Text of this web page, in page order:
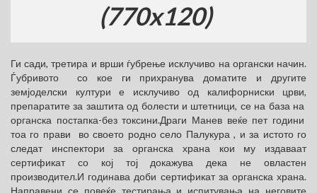
(770x120)
Ги сади, третира и врши ѓубрење исклучиво на органски начин.
Ѓубривото со кое ги прихранува доматите и другите
земјоделски култури е исклучиво од калифорниски црви,
препаратите за заштита од болести и штетници, се на база на
органска постапка-без токсини.Драги Манев веќе пет години
тоа го прави во своето родно село Палукура , и за истото го
следат инспектори за органска храна кои му издаваат
сертификат со кој тој докажува дека не овластен
производител.И годинава доби сертификат за органска храна.
Направени се повеќе тестирања и испитувања на неговите